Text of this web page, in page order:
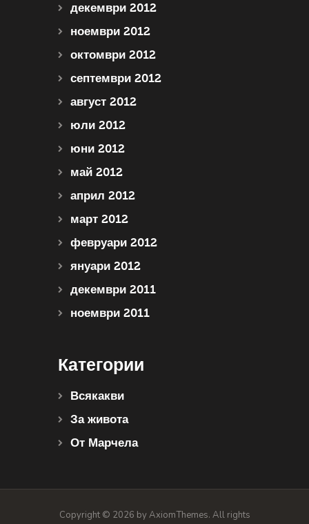
декември 2012
ноември 2012
октомври 2012
септември 2012
август 2012
юли 2012
юни 2012
май 2012
април 2012
март 2012
февруари 2012
януари 2012
декември 2011
ноември 2011
Категории
Всякакви
За живота
От Марчела
Copyright © 2026 by AxiomThemes. All rights